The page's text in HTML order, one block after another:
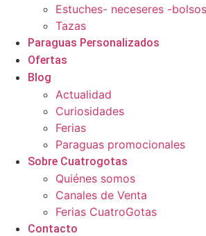
Estuches- neceseres -
Tazas
Paraguas Personalizados
Ofertas
Blog
Actualidad
Curiosidades
Ferias
Paraguas promocionales
Sobre Cuatrogotas
Quiénes somos
Canales de Venta
Ferias CuatroGotas
Contacto